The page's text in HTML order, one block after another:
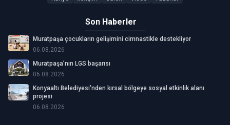
Son Haberler
Muratpaşa çocukların gelişimini cimnastikle destekliyor
06.08.2026
Muratpaşa’nın LGS başarısı
06.08.2026
Konyaaltı Belediyesi'nden kırsal bölgeye sosyal etkinlik alanı
projesi
06.08.2026